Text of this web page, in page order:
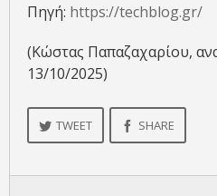
Πηγή: https://techblog.gr/
(Κώστας Παπαζαχαρίου,
13/10/2025)
TWEET SHARE